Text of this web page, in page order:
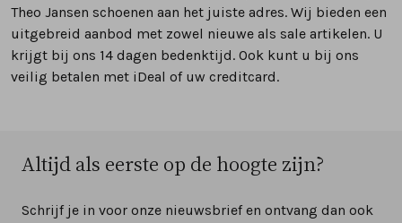
Theo Jansen schoenen aan het juiste adres. Wij bieden een
uitgebreid aanbod met zowel nieuwe als sale artikelen. U
krijgt bij ons 14 dagen bedenktijd. Ook kunt u bij ons
veilig betalen met iDeal of uw creditcard.
Altijd als eerste op de hoogte zijn?
Schrijf je in voor onze nieuwsbrief en ontvang dan ook